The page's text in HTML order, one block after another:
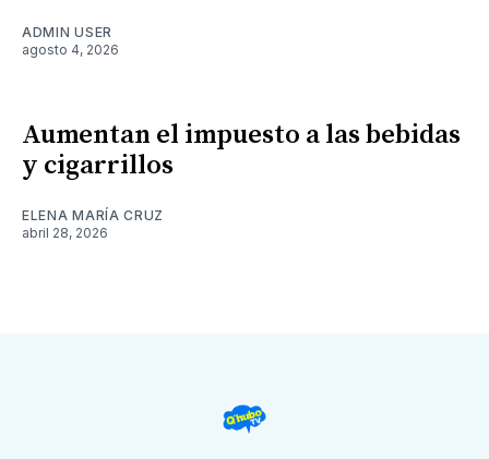
ADMIN USER
agosto 4, 2026
Aumentan el impuesto a las bebidas
y cigarrillos
ELENA MARÍA CRUZ
abril 28, 2026